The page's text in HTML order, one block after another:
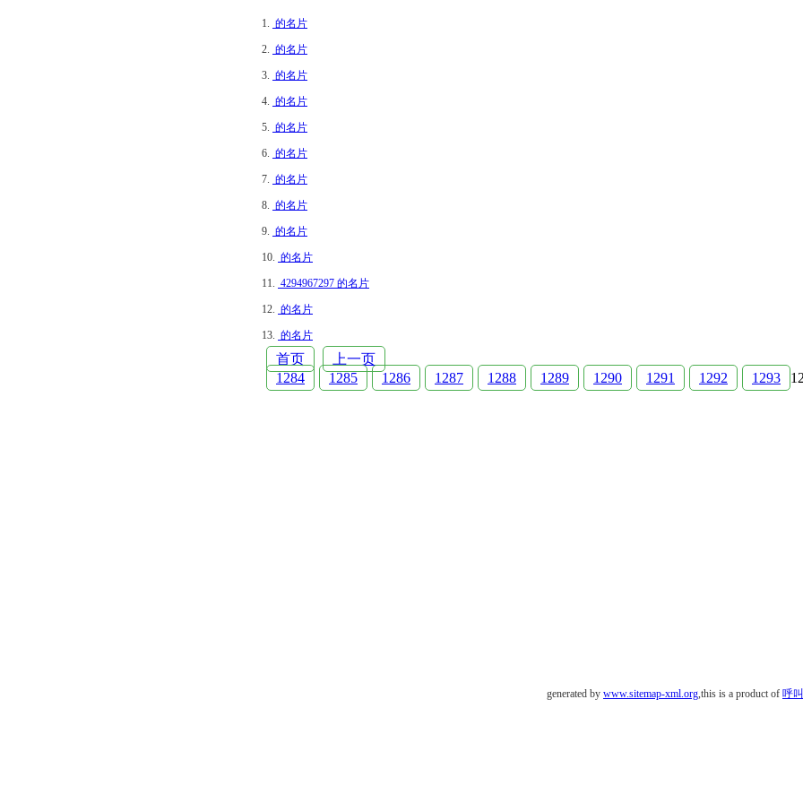
1. 的名片
2. 的名片
3. 的名片
4. 的名片
5. 的名片
6. 的名片
7. 的名片
8. 的名片
9. 的名片
10. 的名片
11. 4294967297 的名片
12. 的名片
13. 的名片
首页
上一页
1284
1285 1286 1287 1288 1289 1290 1291 1292 1293
generated by www.sitemap-xml.org,this is a product of 呼